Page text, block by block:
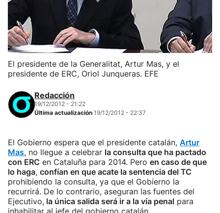
El presidente de la Generalitat, Artur Mas, y el
presidente de ERC, Oriol Junqueras. EFE
Redacción
19/12/2012 - 21:22
Última actualización 19/12/2012 - 22:37
El Gobierno espera que el presidente catalán, Artur
Mas, no llegue a celebrar la consulta que ha pactado
con ERC en Cataluña para 2014. Pero en caso de que
lo haga, confían en que acate la sentencia del TC
prohibiendo la consulta, ya que el Gobierno la
recurrirá. De lo contrario, aseguran las fuentes del
Ejecutivo, la única salida será ir a la vía penal para
inhabilitar al jefe del gobierno catalán.